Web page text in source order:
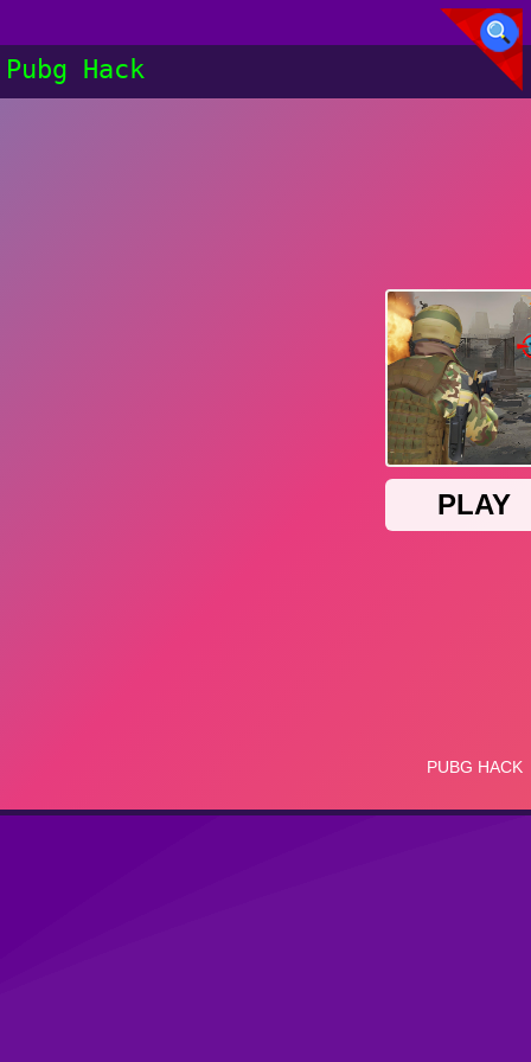
Pubg Hack